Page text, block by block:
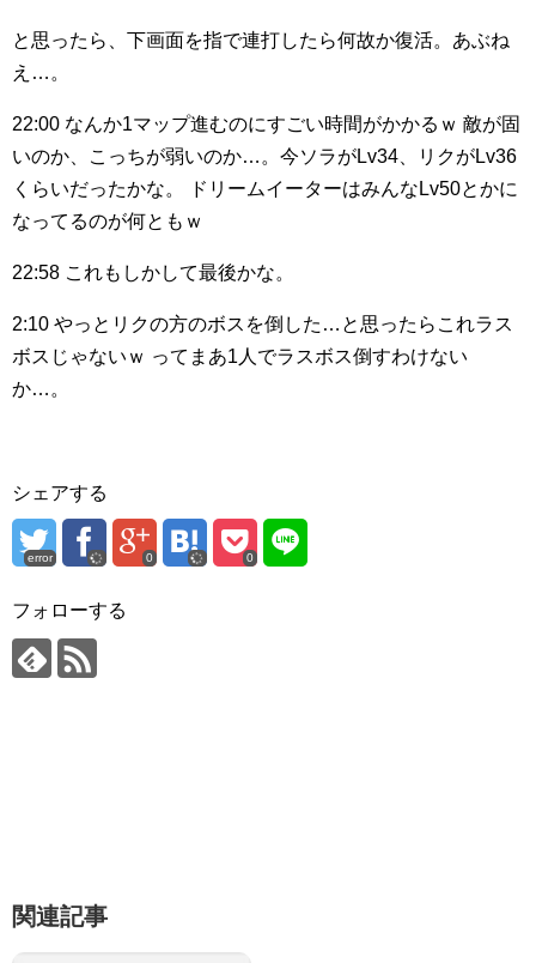
と思ったら、下画面を指で連打したら何故か復活。あぶね
え…。
22:00 なんか1マップ進むのにすごい時間がかかるｗ 敵が固
いのか、こっちが弱いのか…。今ソラがLv34、リクがLv36
くらいだったかな。
ドリームイーターはみんなLv50とかに
なってるのが何ともｗ
22:58 これもしかして最後かな。
2:10 やっとリクの方のボスを倒した…と思ったらこれラス
ボスじゃないｗ ってまあ1人でラスボス倒すわけない
か…。
シェアする
error 0 0
フォローする
関連記事